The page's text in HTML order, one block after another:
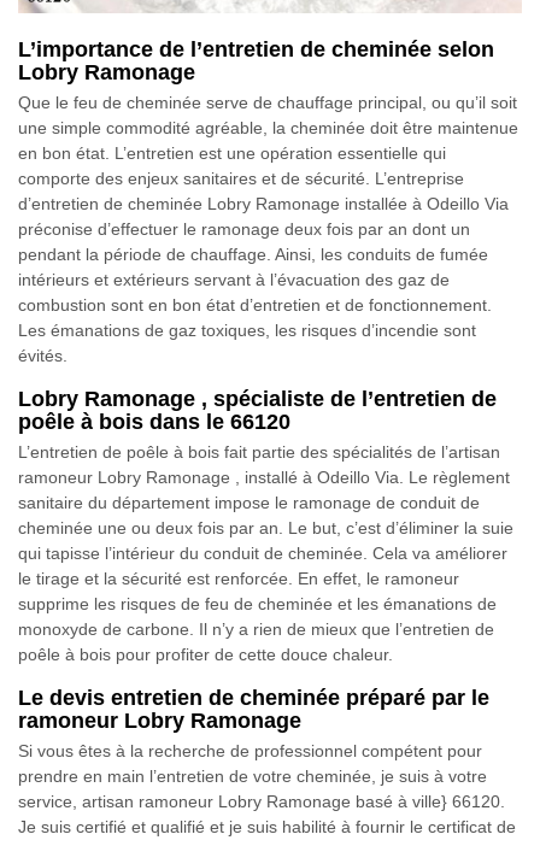
L’importance de l’entretien de cheminée selon
Lobry Ramonage
Que le feu de cheminée serve de chauffage principal, ou qu’il soit
une simple commodité agréable, la cheminée doit être maintenue
en bon état. L’entretien est une opération essentielle qui
comporte des enjeux sanitaires et de sécurité. L’entreprise
d’entretien de cheminée Lobry Ramonage installée à Odeillo Via
préconise d’effectuer le ramonage deux fois par an dont un
pendant la période de chauffage. Ainsi, les conduits de fumée
intérieurs et extérieurs servant à l’évacuation des gaz de
combustion sont en bon état d’entretien et de fonctionnement.
Les émanations de gaz toxiques, les risques d’incendie sont
évités.
Lobry Ramonage , spécialiste de l’entretien de
poêle à bois dans le 66120
L’entretien de poêle à bois fait partie des spécialités de l’artisan
ramoneur Lobry Ramonage , installé à Odeillo Via. Le règlement
sanitaire du département impose le ramonage de conduit de
cheminée une ou deux fois par an. Le but, c’est d’éliminer la suie
qui tapisse l’intérieur du conduit de cheminée. Cela va améliorer
le tirage et la sécurité est renforcée. En effet, le ramoneur
supprime les risques de feu de cheminée et les émanations de
monoxyde de carbone. Il n’y a rien de mieux que l’entretien de
poêle à bois pour profiter de cette douce chaleur.
Le devis entretien de cheminée préparé par le
ramoneur Lobry Ramonage
Si vous êtes à la recherche de professionnel compétent pour
prendre en main l’entretien de votre cheminée, je suis à votre
service, artisan ramoneur Lobry Ramonage basé à ville} 66120.
Je suis certifié et qualifié et je suis habilité à fournir le certificat de